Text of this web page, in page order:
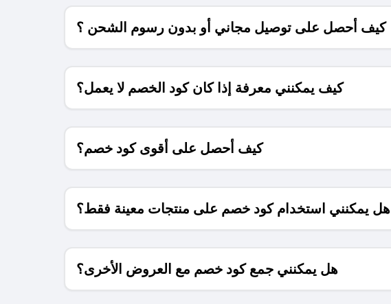
كيف أحصل على توصيل مجاني أو بدون رسوم الشحن ؟
كيف يمكنني معرفة إذا كان كود الخصم لا يعمل؟
كيف أحصل على أقوى كود خصم؟
هل يمكنني استخدام كود خصم على منتجات معينة فقط؟
هل يمكنني جمع كود خصم مع العروض الأخرى؟